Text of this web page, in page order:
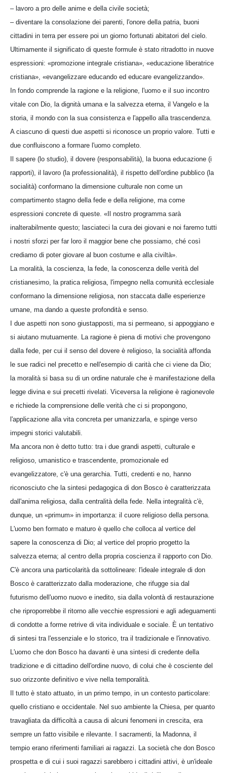
– lavoro a pro delle anime e della civile società;
– diventare la consolazione dei parenti, l'onore della patria, buoni
cittadini in terra per essere poi un giorno fortunati abitatori del cielo.
Ultimamente il significato di queste formule è stato ritradotto in nuove
espressioni: «promozione integrale cristiana», «educazione liberatrice
cristiana», «evangelizzare educando ed educare evangelizzando».
In fondo comprende la ragione e la religione, l'uomo e il suo incontro
vitale con Dio, la dignità umana e la salvezza eterna, il Vangelo e la
storia, il mondo con la sua consistenza e l'appello alla trascendenza.
A ciascuno di questi due aspetti si riconosce un proprio valore. Tutti e
due confluiscono a formare l'uomo completo.
Il sapere (lo studio), il dovere (responsabilità), la buona educazione (i
rapporti), il lavoro (la professionalità), il rispetto dell'ordine pubblico (la
socialità) conformano la dimensione culturale non come un
compartimento stagno della fede e della religione, ma come
espressioni concrete di queste. «Il nostro programma sarà
inalterabilmente questo; lasciateci la cura dei giovani e noi faremo tutti
i nostri sforzi per far loro il maggior bene che possiamo, ché così
crediamo di poter giovare al buon costume e alla civiltà».
La moralità, la coscienza, la fede, la conoscenza delle verità del
cristianesimo, la pratica religiosa, l'impegno nella comunità ecclesiale
conformano la dimensione religiosa, non staccata dalle esperienze
umane, ma dando a queste profondità e senso.
I due aspetti non sono giustapposti, ma si permeano, si appoggiano e
si aiutano mutuamente. La ragione è piena di motivi che provengono
dalla fede, per cui il senso del dovere è religioso, la socialità affonda
le sue radici nel precetto e nell'esempio di carità che ci viene da Dio;
la moralità si basa su di un ordine naturale che è manifestazione della
legge divina e sui precetti rivelati. Viceversa la religione è ragionevole
e richiede la comprensione delle verità che ci si propongono,
l'applicazione alla vita concreta per umanizzarla, e spinge verso
impegni storici valutabili.
Ma ancora non è detto tutto: tra i due grandi aspetti, culturale e
religioso, umanistico e trascendente, promozionale ed
evangelizzatore, c'è una gerarchia. Tutti, credenti e no, hanno
riconosciuto che la sintesi pedagogica di don Bosco è caratterizzata
dall'anima religiosa, dalla centralità della fede. Nella integralità c'è,
dunque, un «primum» in importanza: il cuore religioso della persona.
L'uomo ben formato e maturo è quello che colloca al vertice del
sapere la conoscenza di Dio; al vertice del proprio progetto la
salvezza eterna; al centro della propria coscienza il rapporto con Dio.
C'è ancora una particolarità da sottolineare: l'ideale integrale di don
Bosco è caratterizzato dalla moderazione, che rifugge sia dal
futurismo dell'uomo nuovo e inedito, sia dalla volontà di restaurazione
che riproporrebbe il ritorno alle vecchie espressioni e agli adeguamenti
di condotte a forme retrive di vita individuale e sociale. È un tentativo
di sintesi tra l'essenziale e lo storico, tra il tradizionale e l'innovativo.
L'uomo che don Bosco ha davanti è una sintesi di credente della
tradizione e di cittadino dell'ordine nuovo, di colui che è cosciente del
suo orizzonte definitivo e vive nella temporalità.
Il tutto è stato attuato, in un primo tempo, in un contesto particolare:
quello cristiano e occidentale. Nel suo ambiente la Chiesa, per quanto
travagliata da difficoltà a causa di alcuni fenomeni in crescita, era
sempre un fatto visibile e rilevante. I sacramenti, la Madonna, il
tempio erano riferimenti familiari ai ragazzi. La società che don Bosco
prospetta e di cui i suoi ragazzi sarebbero i cittadini attivi, è un'ideale